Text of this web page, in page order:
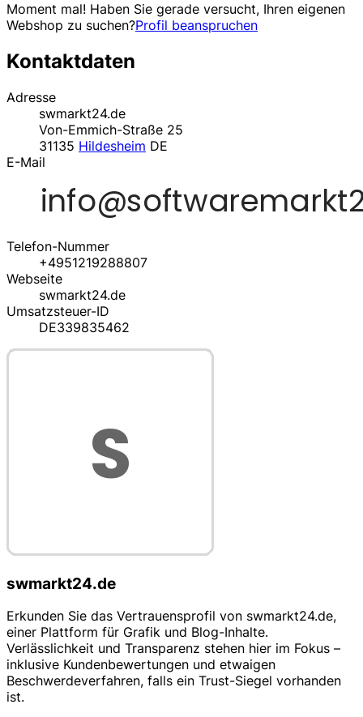
Moment mal! Haben Sie gerade versucht, Ihren eigenen
Webshop zu suchen?Profil beanspruchen
Kontaktdaten
Adresse
swmarkt24.de
Von-Emmich-Straße 25
31135 Hildesheim DE
E-Mail
Telefon-Nummer
+4951219288807
Webseite
swmarkt24.de
Umsatzsteuer-ID
DE339835462
swmarkt24.de
Erkunden Sie das Vertrauensprofil von swmarkt24.de,
einer Plattform für Grafik und Blog-Inhalte.
Verlässlichkeit und Transparenz stehen hier im Fokus –
inklusive Kundenbewertungen und etwaigen
Beschwerdeverfahren, falls ein Trust-Siegel vorhanden
ist.